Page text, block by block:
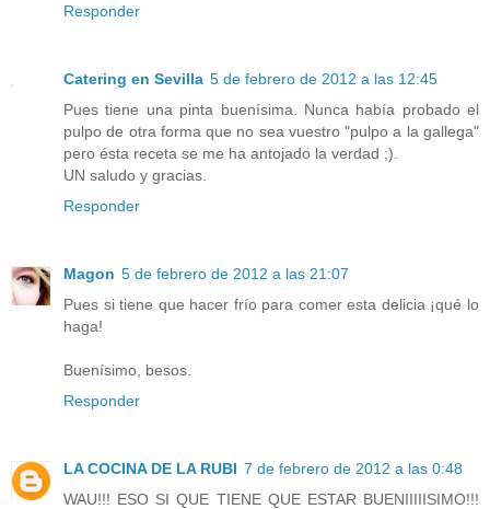
Responder
Catering en Sevilla 5 de febrero de 2012 a las 12:45
Pues tiene una pinta buenísima. Nunca había probado el
pulpo de otra forma que no sea vuestro "pulpo a la gallega"
pero ésta receta se me ha antojado la verdad ;).
UN saludo y gracias.
Responder
Magon 5 de febrero de 2012 a las 21:07
Pues si tiene que hacer frío para comer esta delicia ¡qué lo
haga!
Buenísimo, besos.
Responder
LA COCINA DE LA RUBI 7 de febrero de 2012 a las 0:48
WAU!!! ESO SI QUE TIENE QUE ESTAR BUENIIIIISIMO!!!